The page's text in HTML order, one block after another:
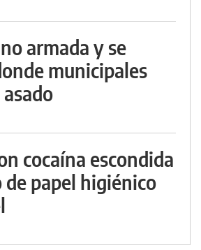
armada y se
municipales
cocaína escondida
papel higiénico